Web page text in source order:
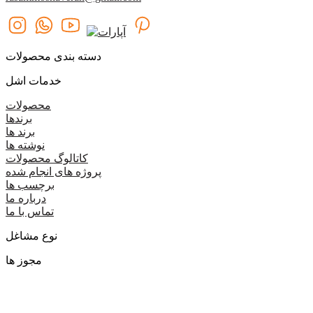
دسته بندی محصولات
خدمات اشل
محصولات
برندها
برند ها
نوشته ها
کاتالوگ محصولات
پروژه های انجام شده
برچسب ها
درباره ما
تماس با ما
نوع مشاغل
مجوز ها